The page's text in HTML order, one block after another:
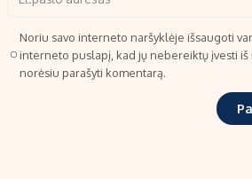
Noriu savo interneto naršyklėje išsaugoti
interneto puslapį, kad jų nebereiktų įvesti iš
norėsiu parašyti komentarą.